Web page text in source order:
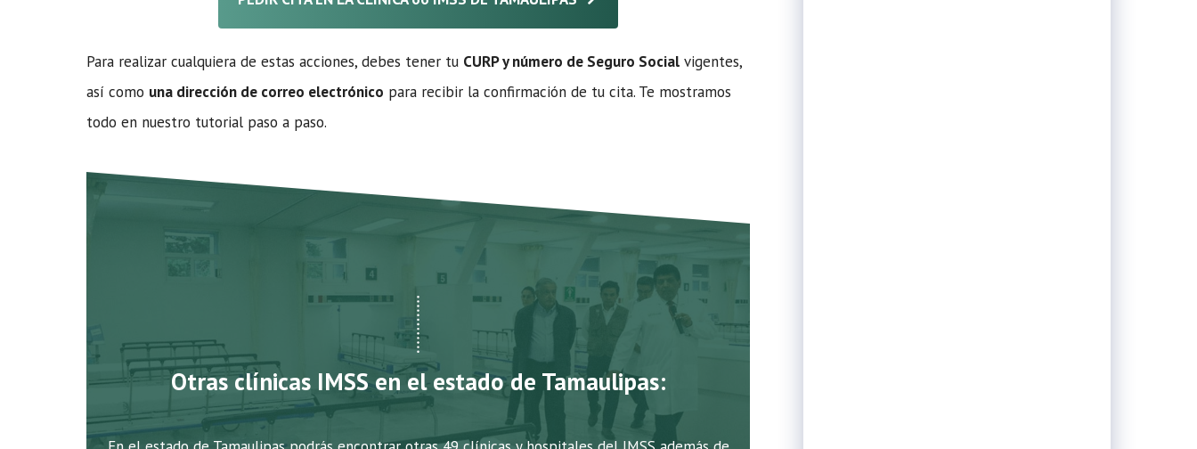
Para realizar cualquiera de estas acciones, debes tener tu CURP y número de Seguro Social vigentes,
así como una dirección de correo electrónico para recibir la confirmación de tu cita. Te mostramos
todo en nuestro tutorial paso a paso.
Otras clínicas IMSS en el estado de Tamaulipas: